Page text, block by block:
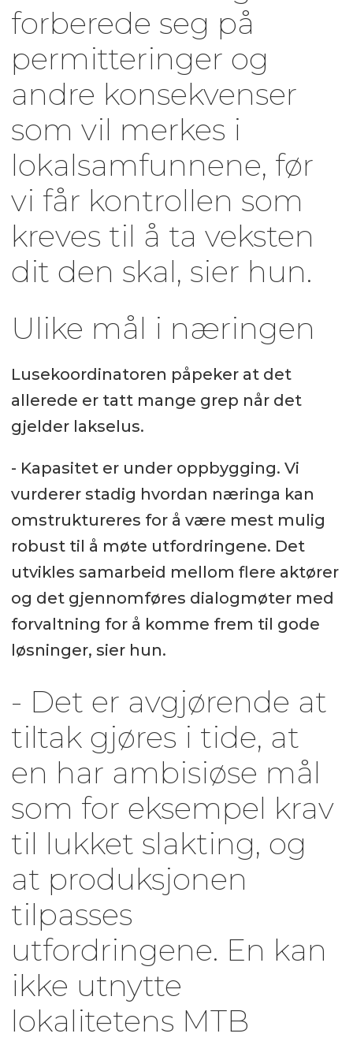
forberede seg på
permitteringer og
andre konsekvenser
som vil merkes i
lokalsamfunnene, før
vi får kontrollen som
kreves til å ta veksten
dit den skal, sier hun.
Ulike mål i næringen
Lusekoordinatoren påpeker at det
allerede er tatt mange grep når det
gjelder lakselus.
- Kapasitet er under oppbygging. Vi
vurderer stadig hvordan næringa kan
omstruktureres for å være mest mulig
robust til å møte utfordringene. Det
utvikles samarbeid mellom flere aktører
og det gjennomføres dialogmøter med
forvaltning for å komme frem til gode
løsninger, sier hun.
- Det er avgjørende at
tiltak gjøres i tide, at
en har ambisiøse mål
som for eksempel krav
til lukket slakting, og
at produksjonen
tilpasses
utfordringene. En kan
ikke utnytte
lokalitetens MTB